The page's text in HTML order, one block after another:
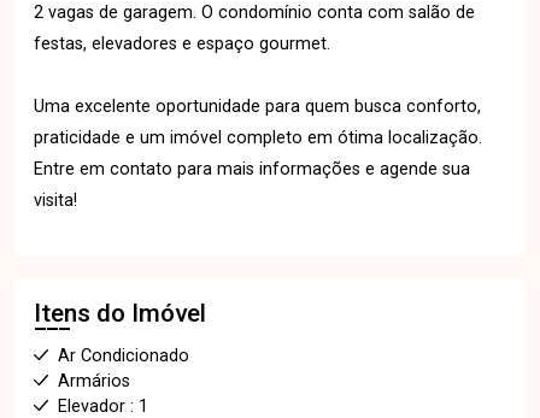
2 vagas de garagem. O condomínio conta com salão de
festas, elevadores e espaço gourmet.
Uma excelente oportunidade para quem busca conforto,
praticidade e um imóvel completo em ótima localização.
Entre em contato para mais informações e agende sua
visita!
Itens do Imóvel
Ar Condicionado
Armários
Elevador : 1